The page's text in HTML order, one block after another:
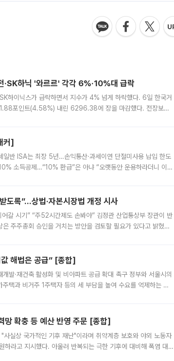
하닉 '와르르' 각각 6%·10%대 급락
하이닉스가 급락하면서 지수가 4% 넘게 하락했다. 6일 한국거
포인트(4.58%) 내린 6296.38에 장을 마감했다. 전장보다
커]
일반 ISA는 최장 5년…손익통산·과세이연 단절미사용 납입 한도
소득공제…“10% 환급”은 아냐 “오랫동안 운용하라더니 이제
도록”…상법·자본시장법 개정 시사
갈 시기” “주52시간제도 손봐야” 김정관 산업통상부 장관이 반
주주총회 승인을 거치는 방안을 검토할 필요가 있다고 밝혔다.
해법은 공급” [종합]
발·재건축 활성화 및 비아파트 공급 확대 촉구 정부와 서울시의
택과 비거주 1주택자 등의 세 부담을 높여 수요를 억제하는 카
확충 등 예산 반영 주문 [종합]
실상 국가적인 기후 재난"이라며 취약계층 보호와 야외 노동자
하라고 지시했다. 아울러 반복되는 극한 기후에 대비해 폭염 대응